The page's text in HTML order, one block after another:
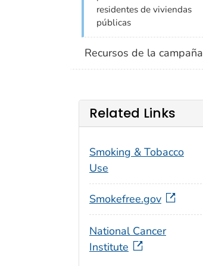
residentes de viviendas
públicas
Recursos de la campaña
Related Links
Smoking & Tobacco
Use
Smokefree.gov
National Cancer
Institute